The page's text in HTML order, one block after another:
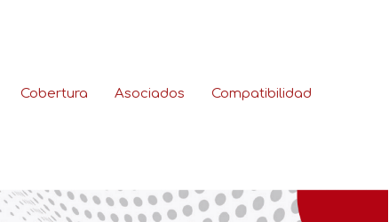
Cobertura Asociados Compatibilidad